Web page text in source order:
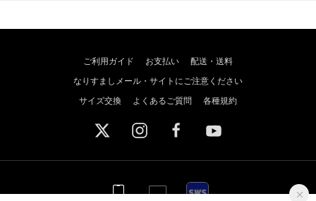
ご利用ガイド お支払い
配送・送料
なりすましメール・サイトにご注意ください
サイズ交換
よくあるご質問 各種規約